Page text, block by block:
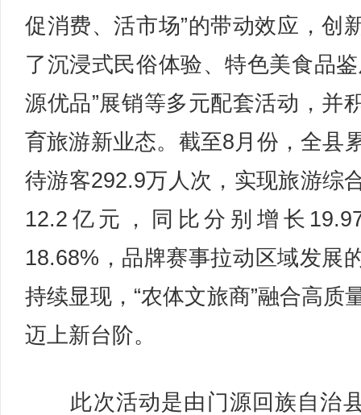
促消费、活市场”的带动效应，创
了沉浸式民俗体验、特色美食品鉴
源优品”展销等多元配套活动，并
育旅游新业态。截至8月份，全县
待游客292.9万人次，实现旅游综
12.2亿元，同比分别增长
18.68%，品牌赛事拉动区域发展
持续显现，“农体文旅商”融合高质
迈上新台阶。
此次活动是由门源回族自治